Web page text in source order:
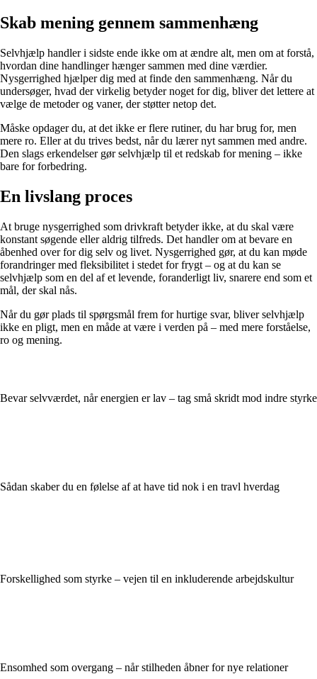
Skab mening gennem sammenhæng
Selvhjælp handler i sidste ende ikke om at ændre alt, men om at forstå,
hvordan dine handlinger hænger sammen med dine værdier.
Nysgerrighed hjælper dig med at finde den sammenhæng. Når du
undersøger, hvad der virkelig betyder noget for dig, bliver det lettere at
vælge de metoder og vaner, der støtter netop det.
Måske opdager du, at det ikke er flere rutiner, du har brug for, men
mere ro. Eller at du trives bedst, når du lærer nyt sammen med andre.
Den slags erkendelser gør selvhjælp til et redskab for mening – ikke
bare for forbedring.
En livslang proces
At bruge nysgerrighed som drivkraft betyder ikke, at du skal være
konstant søgende eller aldrig tilfreds. Det handler om at bevare en
åbenhed over for dig selv og livet. Nysgerrighed gør, at du kan møde
forandringer med fleksibilitet i stedet for frygt – og at du kan se
selvhjælp som en del af et levende, foranderligt liv, snarere end som et
mål, der skal nås.
Når du gør plads til spørgsmål frem for hurtige svar, bliver selvhjælp
ikke en pligt, men en måde at være i verden på – med mere forståelse,
ro og mening.
Bevar selvværdet, når energien er lav – tag små skridt mod indre styrke
Sådan skaber du en følelse af at have tid nok i en travl hverdag
Forskellighed som styrke – vejen til en inkluderende arbejdskultur
Ensomhed som overgang – når stilheden åbner for nye relationer